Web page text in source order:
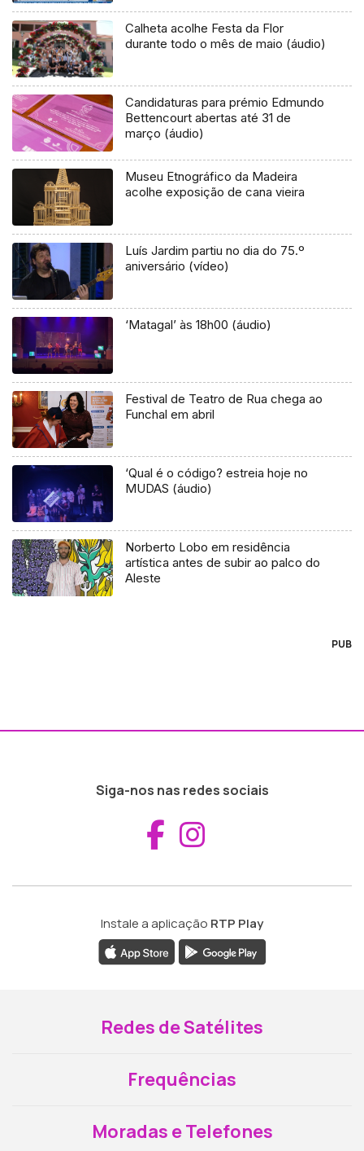
Calheta acolhe Festa da Flor
durante todo o mês de maio (áudio)
Candidaturas para prémio Edmundo
Bettencourt abertas até 31 de
março (áudio)
Museu Etnográfico da Madeira
acolhe exposição de cana vieira
Luís Jardim partiu no dia do 75.º
aniversário (vídeo)
‘Matagal’ às 18h00 (áudio)
Festival de Teatro de Rua chega ao
Funchal em abril
‘Qual é o código? estreia hoje no
MUDAS (áudio)
Norberto Lobo em residência
artística antes de subir ao palco do
Aleste
PUB
Siga-nos nas redes sociais
Aceder ao
Instale a aplicação RTP Play
Redes de Satélites
Frequências
Moradas e Telefones